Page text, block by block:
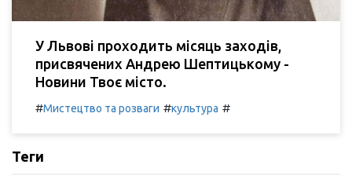
У Львові проходить місяць заходів,
присвячених Андрею Шептицькому -
Новини Твоє місто.
#Мистецтво та розваги #культура #
Теги